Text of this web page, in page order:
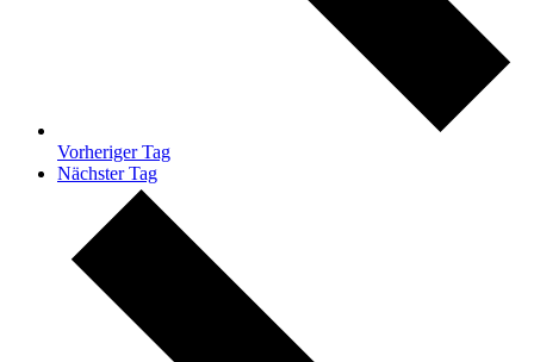
Vorheriger Tag
Nächster Tag